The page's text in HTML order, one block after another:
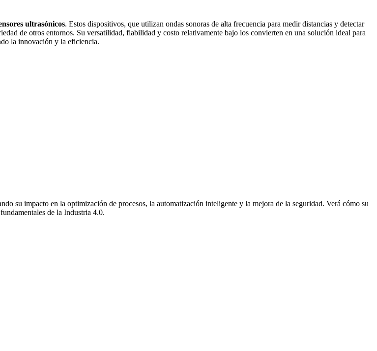
ultrasónicos. Estos dispositivos, que utilizan ondas sonoras de alta frecuencia para medir distancias y detectar
de otros entornos. Su versatilidad, fiabilidad y costo relativamente bajo los convierten en una solución ideal para
la innovación y la eficiencia.
su impacto en la optimización de procesos, la automatización inteligente y la mejora de la seguridad. Verá cómo su
de la Industria 4.0.